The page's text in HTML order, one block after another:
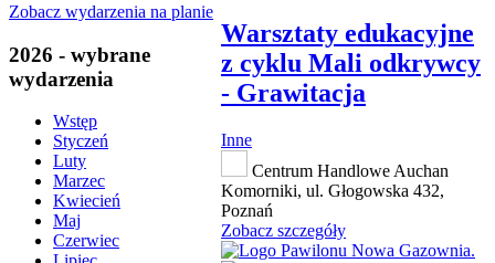
Zobacz wydarzenia na planie
2026 - wybrane
wydarzenia
Wstęp
Styczeń
Luty
Marzec
Kwiecień
Maj
Czerwiec
Warsztaty edukacyjne
z cyklu Mali odkrywcy
- Grawitacja
Inne
Centrum Handlowe Auchan
Komorniki, ul. Głogowska 432,
Poznań
Zobacz szczegóły